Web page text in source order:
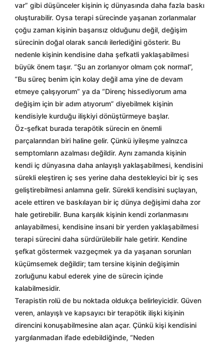
var” gibi düşünceler kişinin iç dünyasında daha fazla baskı
oluşturabilir. Oysa terapi sürecinde yaşanan zorlanmalar
çoğu zaman kişinin başarısız olduğunu değil, değişim
sürecinin doğal olarak sancılı ilerlediğini gösterir. Bu
nedenle kişinin kendisine daha şefkatli yaklaşabilmesi
büyük önem taşır. “Şu an zorlanıyor olmam çok normal”,
“Bu süreç benim için kolay değil ama yine de devam
etmeye çalışıyorum” ya da “Direnç hissediyorum ama
değişim için bir adım atıyorum” diyebilmek kişinin
kendisiyle kurduğu ilişkiyi dönüştürmeye başlar.
Öz-şefkat burada terapötik sürecin en önemli
parçalarından biri haline gelir. Çünkü iyileşme yalnızca
semptomların azalması değildir. Aynı zamanda kişinin
kendi iç dünyasına daha anlayışlı yaklaşabilmesi, kendisini
sürekli eleştiren iç ses yerine daha destekleyici bir iç ses
geliştirebilmesi anlamına gelir. Sürekli kendisini suçlayan,
acele ettiren ve baskılayan bir iç dünya değişimi daha zor
hale getirebilir. Buna karşılık kişinin kendi zorlanmasını
anlayabilmesi, kendisine insani bir yerden yaklaşabilmesi
terapi sürecini daha sürdürülebilir hale getirir. Kendine
şefkat göstermek vazgeçmek ya da yaşanan sorunları
küçümsemek değildir; tam tersine kişinin değişimin
zorluğunu kabul ederek yine de sürecin içinde
kalabilmesidir.
Terapistin rolü de bu noktada oldukça belirleyicidir. Güven
veren, anlayışlı ve kapsayıcı bir terapötik ilişki kişinin
direncini konuşabilmesine alan açar. Çünkü kişi kendisini
yargılanmadan ifade edebildiğinde, “Neden